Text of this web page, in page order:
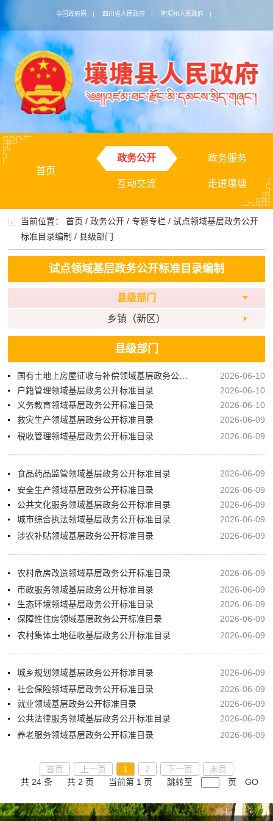
中国政府网 | 四川省人民政府 | 阿坝州人民政府 |
首页
政务公开 政务服务
互动交流 走进壤塘
当前位置：首页 /政务公开 /专题专栏 /试点领域基层政务公开
标准目录编制 /县级部门
试点领域基层政务公开标准目录编制
县级部门
乡镇（新区）
县级部门
2026-06-10
户籍管理领域基层政务公开标准目录
2026-06-10
义务教育领域基层政务公开标准目录
2026-06-10
救灾生产领域基层政务公开标准目录
2026-06-09
税收管理领域基层政务公开标准目录
2026-06-09
食品药品监管领域基层政务公开标准目录
2026-06-09
安全生产领域基层政务公开标准目录
2026-06-09
公共文化服务领域基层政务公开标准目录
2026-06-09
城市综合执法领域基层政务公开标准目录
2026-06-09
涉农补贴领域基层政务公开标准目录
2026-06-09
农村危房改造领域基层政务公开标准目录
2026-06-09
市政服务领域基层政务公开标准目录
2026-06-09
生态环境领域基层政务公开标准目录
2026-06-09
保障性住房领域基层政务公开标准目录
2026-06-09
农村集体土地征收基层政务公开标准目录
2026-06-09
城乡规划领域基层政务公开标准目录
2026-06-09
社会保险领域基层政务公开标准目录
2026-06-09
就业领域基层政务公开标准目录
2026-06-09
公共法律服务领域基层政务公开标准目录
2026-06-09
养老服务领域基层政务公开标准目录
2026-06-09
首页 上一页 1 2 下一页
末页
共 24 条
共 2 页 当前第 1 页 跳转至 页 GO